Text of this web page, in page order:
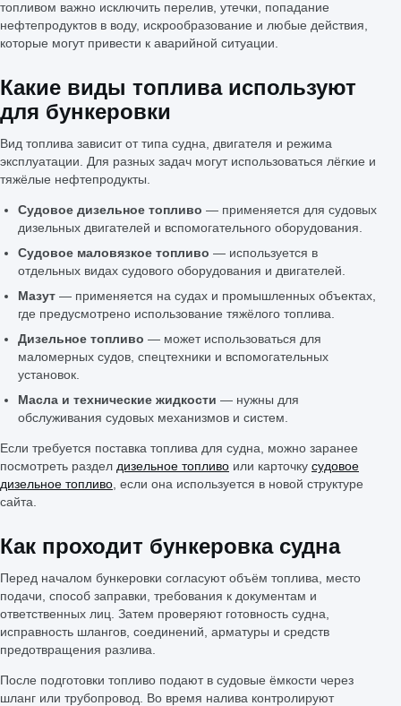
топливом важно исключить перелив, утечки, попадание
нефтепродуктов в воду, искрообразование и любые действия,
которые могут привести к аварийной ситуации.
Какие виды топлива используют
для бункеровки
Вид топлива зависит от типа судна, двигателя и режима
эксплуатации. Для разных задач могут использоваться лёгкие и
тяжёлые нефтепродукты.
Судовое дизельное топливо — применяется для судовых
дизельных двигателей и вспомогательного оборудования.
Судовое маловязкое топливо — используется в
отдельных видах судового оборудования и двигателей.
Мазут — применяется на судах и промышленных объектах,
где предусмотрено использование тяжёлого топлива.
Дизельное топливо — может использоваться для
маломерных судов, спецтехники и вспомогательных
установок.
Масла и технические жидкости — нужны для
обслуживания судовых механизмов и систем.
Если требуется поставка топлива для судна, можно заранее
посмотреть раздел дизельное топливо или карточку судовое
дизельное топливо , если она используется в новой структуре
сайта.
Как проходит бункеровка судна
Перед началом бункеровки согласуют объём топлива, место
подачи, способ заправки, требования к документам и
ответственных лиц. Затем проверяют готовность судна,
исправность шлангов, соединений, арматуры и средств
предотвращения разлива.
После подготовки топливо подают в судовые ёмкости через
шланг или трубопровод. Во время налива контролируют